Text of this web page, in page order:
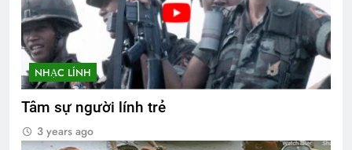
NHẠC LÍNH
Tâm sự người lính trẻ
3 years ago